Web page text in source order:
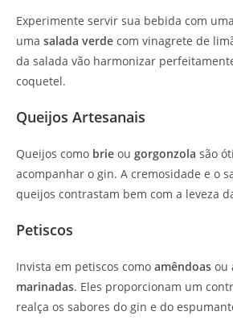
Experimente servir sua bebida com uma
uma salada verde com vinagrete de
da salada vão harmonizar
coquetel.
Queijos Artesanais
Queijos como brie ou gorgonzola são
acompanhar o gin. A cremosidade e o
queijos contrastam bem com a leveza
Petiscos
Invista em petiscos como amêndoas ou
marinadas. Eles proporcionam um
realça os sabores do gin e do